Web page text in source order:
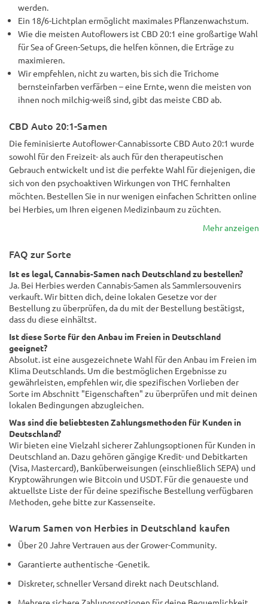
werden.
Ein 18/6-Lichtplan ermöglicht maximales Pflanzenwachstum.
Wie die meisten Autoflowers ist CBD 20:1 eine großartige Wahl
für Sea of ​​Green-Setups, die helfen können, die Erträge zu
maximieren.
Wir empfehlen, nicht zu warten, bis sich die Trichome
bernsteinfarben verfärben – eine Ernte, wenn die meisten von
ihnen noch milchig-weiß sind, gibt das meiste CBD ab.
CBD Auto 20:1-Samen
Die feminisierte Autoflower-Cannabissorte CBD Auto 20:1 wurde
sowohl für den Freizeit- als auch für den therapeutischen
Gebrauch entwickelt und ist die perfekte Wahl für diejenigen, die
sich von den psychoaktiven Wirkungen von THC fernhalten
möchten. Bestellen Sie in nur wenigen einfachen Schritten online
bei Herbies, um Ihren eigenen Medizinbaum zu züchten.
Mehr anzeigen
FAQ zur Sorte
Ist es legal, Cannabis-Samen nach Deutschland zu bestellen?
Ja. Bei Herbies werden Cannabis-Samen als Sammlersouvenirs
verkauft. Wir bitten dich, deine lokalen Gesetze vor der
Bestellung zu überprüfen, da du mit der Bestellung bestätigst,
dass du diese einhältst.
Ist diese Sorte für den Anbau im Freien in Deutschland
geeignet?
Absolut. ist eine ausgezeichnete Wahl für den Anbau im Freien im
Klima Deutschlands. Um die bestmöglichen Ergebnisse zu
gewährleisten, empfehlen wir, die spezifischen Vorlieben der
Sorte im Abschnitt "Eigenschaften" zu überprüfen und mit deinen
lokalen Bedingungen abzugleichen.
Was sind die beliebtesten Zahlungsmethoden für Kunden in
Deutschland?
Wir bieten eine Vielzahl sicherer Zahlungsoptionen für Kunden in
Deutschland an. Dazu gehören gängige Kredit- und Debitkarten
(Visa, Mastercard), Banküberweisungen (einschließlich SEPA) und
Kryptowährungen wie Bitcoin und USDT. Für die genaueste und
aktuellste Liste der für deine spezifische Bestellung verfügbaren
Methoden, gehe bitte zur Kassenseite.
Warum Samen von Herbies in Deutschland kaufen
Über 20 Jahre Vertrauen aus der Grower-Community.
Garantierte authentische -Genetik.
Diskreter, schneller Versand direkt nach Deutschland.